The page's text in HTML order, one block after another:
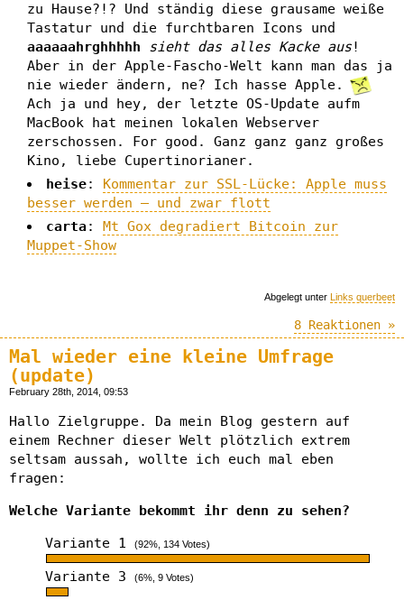
zu Hause?!? Und ständig diese grausame weiße
Tastatur und die furchtbaren Icons und
aaaaaahrghhhhh
sieht das alles Kacke aus!
Aber in der Apple-Fascho-Welt kann man das ja
nie wieder ändern, ne? Ich hasse Apple.
Ach ja und hey, der letzte OS-Update aufm
MacBook hat meinen lokalen Webserver
zerschossen. For good. Ganz ganz ganz großes
Kino, liebe Cupertinorianer.
heise: Kommentar zur SSL-Lücke: Apple muss
besser werden – und zwar flott
carta: Mt Gox degradiert Bitcoin zur
Muppet-Show
Abgelegt unter Links querbeet
8 Reaktionen »
Mal wieder eine kleine Umfrage
(update)
February 28th, 2014, 09:53
Hallo Zielgruppe. Da mein Blog gestern auf
einem Rechner dieser Welt plötzlich extrem
seltsam aussah, wollte ich euch mal eben
fragen:
Welche Variante bekommt ihr denn zu sehen?
Variante 1
(92%, 134 Votes)
Variante 3 (6%, 9 Votes)